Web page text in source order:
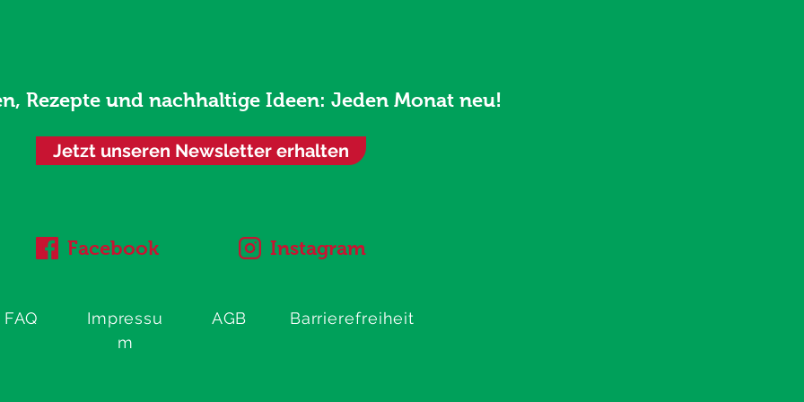
Rezepte und nachhaltige Ideen: Jeden Monat neu!
Jetzt unseren Newsletter erhalten
Facebook
FAQ
Impressu
m
Instagram
AGB Barrierefreiheit